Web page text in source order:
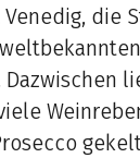
die